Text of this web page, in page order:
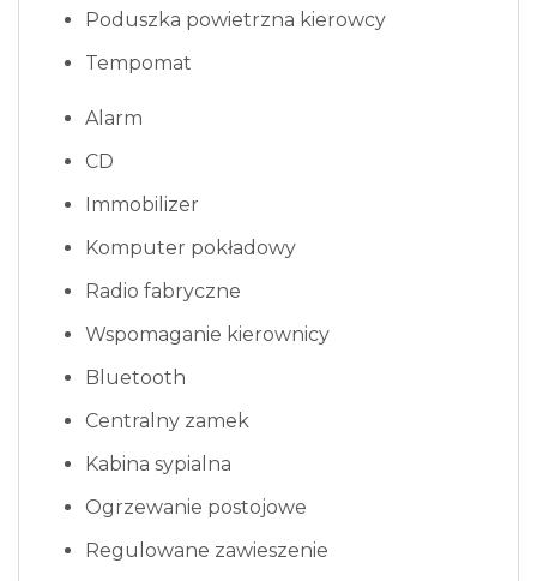
Poduszka powietrzna kierowcy
Tempomat
Alarm
CD
Immobilizer
Komputer pokładowy
Radio fabryczne
Wspomaganie kierownicy
Bluetooth
Centralny zamek
Kabina sypialna
Ogrzewanie postojowe
Regulowane zawieszenie